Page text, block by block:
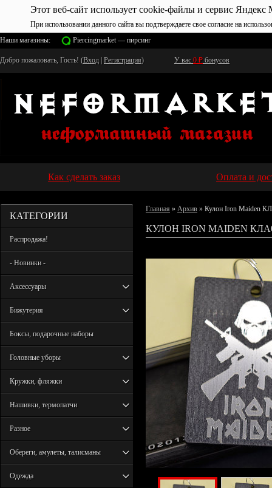
Этот веб-сайт использует cookie-файлы и сервис Яндекс
При использовании данного сайта вы подтверждаете свое согласие на
Наши магазины:
Piercingmarket — пирсинг
Добро пожаловать, Гость! (Вход Регистрация) У вас 0 ₽ бонусов
Как сделать заказ Оплата и
КАТЕГОРИИ
Распродажа!
- Новинки -
Аксессуары
Бижутерия
Боксы, подарочные наборы
Головные уборы
Кружки, фляжки
Нашивки, термопатчи
Разное
Обереги, амулеты, талисманы
Одежда
Главная » Архив » Кулон Iron Maiden
КУЛОН IRON MAIDEN